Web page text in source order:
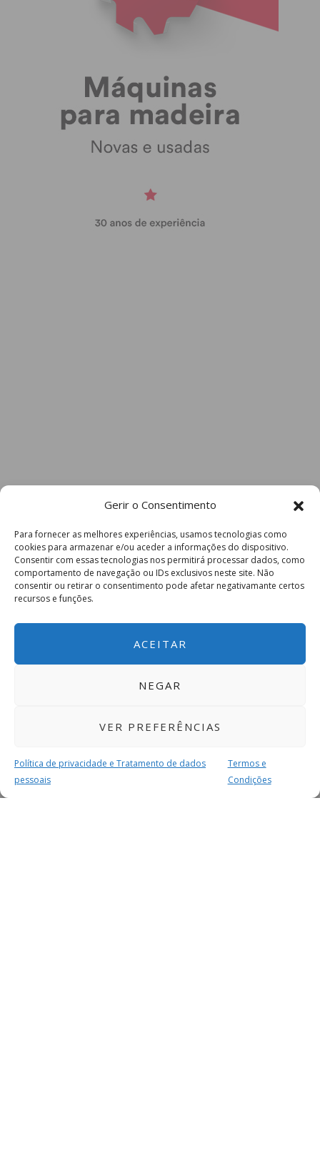
Gerir o Consentimento
Para fornecer as melhores experiências, usamos tecnologias como
cookies para armazenar e/ou aceder a informações do dispositivo.
Consentir com essas tecnologias nos permitirá processar dados, como
comportamento de navegação ou IDs exclusivos neste site. Não
consentir ou retirar o consentimento pode afetar negativamante certos
recursos e funções.
ACEITAR
NEGAR
VER PREFERÊNCIAS
Política de privacidade e Tratamento de dados
pessoais
Termos e
Condições